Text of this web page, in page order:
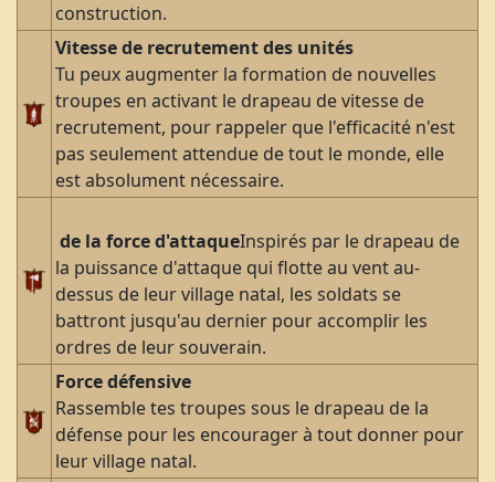
construction.
Vitesse de recrutement des unités
Tu peux augmenter la formation de nouvelles
troupes en activant le drapeau de vitesse de
recrutement, pour rappeler que l'efficacité n'est
pas seulement attendue de tout le monde, elle
est absolument nécessaire.
de la force d'attaqueInspirés par le drapeau de
la puissance d'attaque qui flotte au vent au-
dessus de leur village natal, les soldats se
battront jusqu'au dernier pour accomplir les
ordres de leur souverain.
Force défensive
Rassemble tes troupes sous le drapeau de la
défense pour les encourager à tout donner pour
leur village natal.